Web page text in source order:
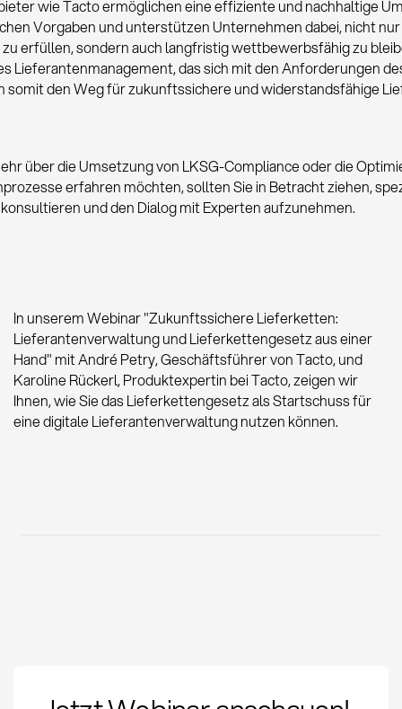
wie Tacto ermöglichen eine effiziente und nachhaltige
Vorgaben und unterstützen Unternehmen dabei, nicht nur
erfüllen, sondern auch langfristig wettbewerbsfähig zu
Lieferantenmanagement, das sich mit den Anforderungen
somit den Weg für zukunftssichere und widerstandsfähige
über die Umsetzung von LKSG-Compliance oder die
erfahren möchten, sollten Sie in Betracht ziehen,
und den Dialog mit Experten aufzunehmen.
In unserem Webinar "Zukunftssichere Lieferketten:
Lieferantenverwaltung und Lieferkettengesetz aus einer
Hand" mit André Petry, Geschäftsführer von Tacto, und
Karoline Rückerl, Produktexpertin bei Tacto, zeigen wir
Ihnen, wie Sie das Lieferkettengesetz als Startschuss für
eine digitale Lieferantenverwaltung nutzen können.